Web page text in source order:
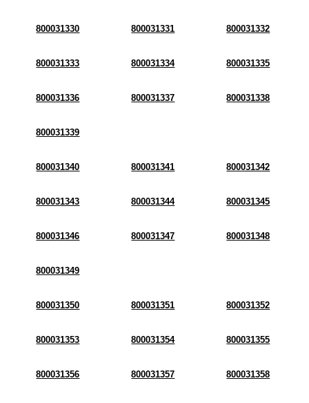
800031330 800031331 800031332
800031333 800031334 800031335
800031336 800031337 800031338
800031339
800031340 800031341 800031342
800031343 800031344 800031345
800031346 800031347 800031348
800031349
800031350 800031351 800031352
800031353 800031354 800031355
800031356 800031357 800031358